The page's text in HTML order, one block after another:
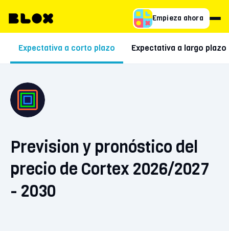
Empieza ahora
Expectativa a corto plazo Expectativa a largo plazo
Prevision y pronóstico del
precio de Cortex 2026/2027
- 2030